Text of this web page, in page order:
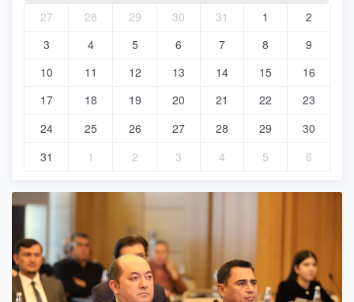
27
28 29 30 31 1
2
3
4 5 6 7 8
9
10
11 12 13 14 15
16
17
18 19 20 21 22
23
24
25 26 27 28 29
30
31
1 2 3 4 5 6